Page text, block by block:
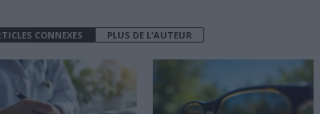
CONNEXES PLUS DE L'AUTEUR